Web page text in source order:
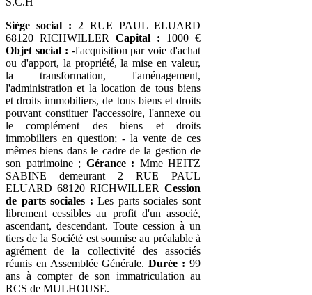
Siège social : 2 RUE PAUL ELUARD
68120 RICHWILLER Capital : 1000 €
Objet social : -l'acquisition par voie d'achat
ou d'apport, la propriété, la mise en valeur,
la transformation, l'aménagement,
l'administration et la location de tous biens
et droits immobiliers, de tous biens et droits
pouvant constituer l'accessoire, l'annexe ou
le complément des biens et droits
immobiliers en question; - la vente de ces
mêmes biens dans le cadre de la gestion de
son patrimoine ; Gérance : Mme HEITZ
SABINE demeurant 2 RUE PAUL
ELUARD 68120 RICHWILLER Cession
de parts sociales : Les parts sociales sont
librement cessibles au profit d'un associé,
ascendant, descendant. Toute cession à un
tiers de la Société est soumise au préalable à
agrément de la collectivité des associés
réunis en Assemblée Générale.Durée : 99
ans à compter de son immatriculation au
RCS de MULHOUSE.